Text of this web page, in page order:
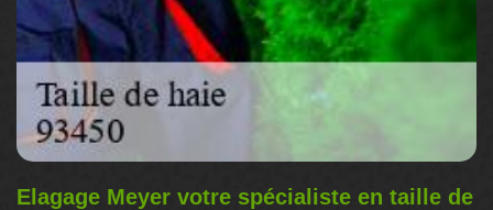
Elagage Meyer votre spécialiste en taille de